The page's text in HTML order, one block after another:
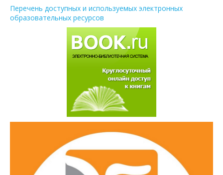
Перечень доступных и используемых электронных
образовательных ресурсов